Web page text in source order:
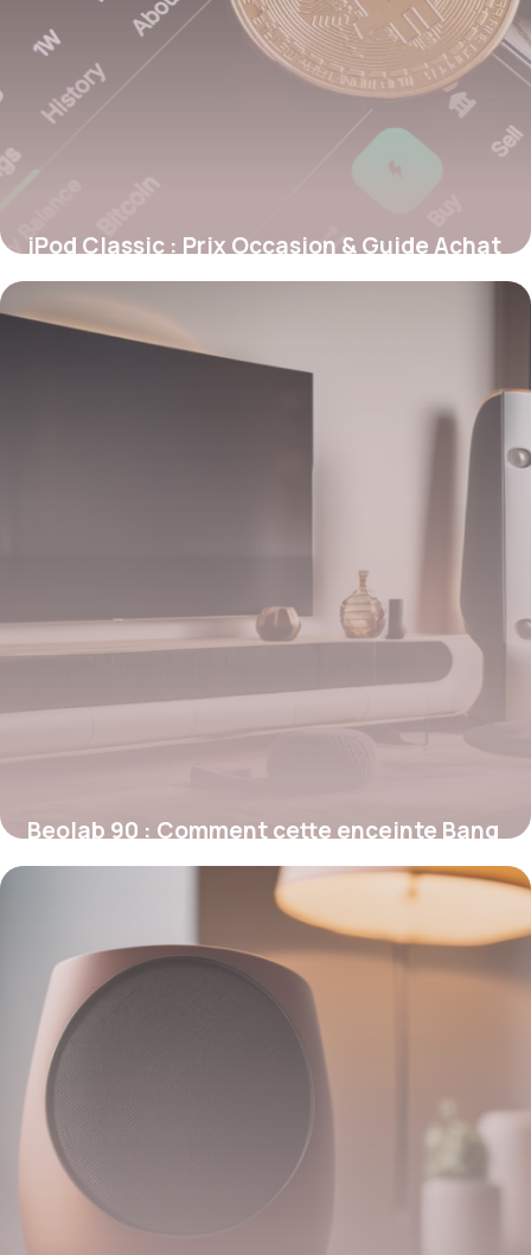
iPod Classic : Prix Occasion & Guide Achat
23 février 2026
Beolab 90 : Comment cette enceinte Bang
& Olufsen révolutionne l’expérience
12 février 2026